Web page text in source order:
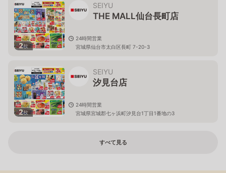
2枚
SEIYU
THE MALL仙台長町店
24時間営業
宮城県仙台市太白区長町 7-20-3
2枚
SEIYU
汐見台店
24時間営業
宮城県宮城郡七ヶ浜町汐見台1丁目1番地の3
すべて見る